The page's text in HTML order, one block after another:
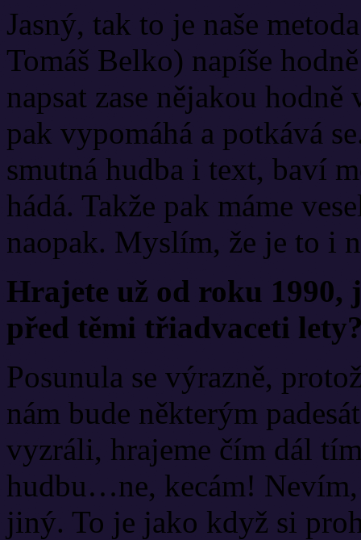
Jasný, tak to je naše
Tomáš Belko) napíše
napsat zase nějakou
pak vypomáhá a potkává
smutná hudba i text, baví
hádá. Takže pak máme
naopak. Myslím, že je to i
Hrajete už od roku 1990,
před těmi třiadvaceti
Posunula se výrazně,
nám bude některým
vyzráli, hrajeme čím dál
hudbu…ne, kecám!
jiný. To je jako když si